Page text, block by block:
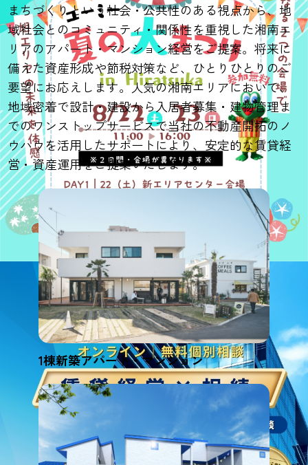
まちづくりという社会・公共性のある視点から、地
域社会とのコミュニティ・関係性を重視した湘南エ
リアのアパート・マンション経営をご提案。将来に
備えた資産形成や節税対策など、ひとりひとりのご
要望にお応えします。人気の湘南エリアにおいて、
地域密着で設計・建設から入居者募集・建物管理ま
でのワンストップサービスで当社の不動産開拓のノ
ウハウを活用したサポートにより、安定的な賃貸経
営・資産運用をご提案いたします。
1棟新築アパート・マンション